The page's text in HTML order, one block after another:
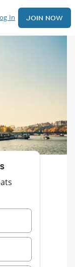
In JOIN NOW